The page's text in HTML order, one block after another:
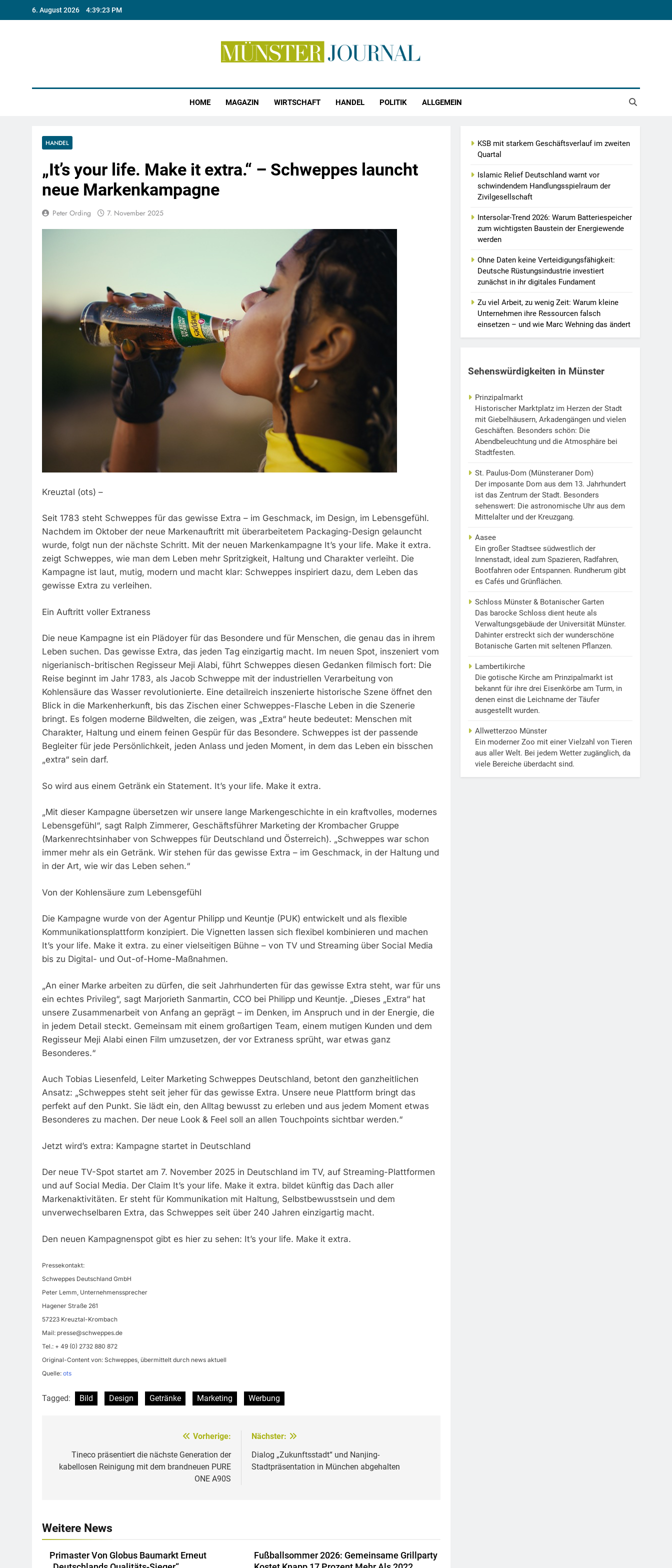
6. August 2026 4:39:24 PM
HOME MAGAZIN WIRTSCHAFT HANDEL POLITIK ALLGEMEIN
HANDEL
„It’s your life. Make it extra.“ – Schweppes launcht
neue Markenkampagne
Peter Ording 7. November 2025
Kreuztal (ots) –
Seit 1783 steht Schweppes für das gewisse Extra – im Geschmack, im Design, im Lebensgefühl.
Nachdem im Oktober der neue Markenauftritt mit überarbeitetem Packaging-Design gelauncht
wurde, folgt nun der nächste Schritt. Mit der neuen Markenkampagne It’s your life. Make it extra.
zeigt Schweppes, wie man dem Leben mehr Spritzigkeit, Haltung und Charakter verleiht. Die
Kampagne ist laut, mutig, modern und macht klar: Schweppes inspiriert dazu, dem Leben das
gewisse Extra zu verleihen.
Ein Auftritt voller Extraness
Die neue Kampagne ist ein Plädoyer für das Besondere und für Menschen, die genau das in ihrem
Leben suchen. Das gewisse Extra, das jeden Tag einzigartig macht. Im neuen Spot, inszeniert vom
nigerianisch-britischen Regisseur Meji Alabi, führt Schweppes diesen Gedanken filmisch fort: Die
Reise beginnt im Jahr 1783, als Jacob Schweppe mit der industriellen Verarbeitung von
Kohlensäure das Wasser revolutionierte. Eine detailreich inszenierte historische Szene öffnet den
Blick in die Markenherkunft, bis das Zischen einer Schweppes-Flasche Leben in die Szenerie
bringt. Es folgen moderne Bildwelten, die zeigen, was „Extra“ heute bedeutet: Menschen mit
Charakter, Haltung und einem feinen Gespür für das Besondere. Schweppes ist der passende
Begleiter für jede Persönlichkeit, jeden Anlass und jeden Moment, in dem das Leben ein bisschen
„extra“ sein darf.
So wird aus einem Getränk ein Statement. It’s your life. Make it extra.
„Mit dieser Kampagne übersetzen wir unsere lange Markengeschichte in ein kraftvolles, modernes
Lebensgefühl“, sagt Ralph Zimmerer, Geschäftsführer Marketing der Krombacher Gruppe
(Markenrechtsinhaber von Schweppes für Deutschland und Österreich). „Schweppes war schon
immer mehr als ein Getränk. Wir stehen für das gewisse Extra – im Geschmack, in der Haltung und
in der Art, wie wir das Leben sehen.“
Von der Kohlensäure zum Lebensgefühl
Die Kampagne wurde von der Agentur Philipp und Keuntje (PUK) entwickelt und als flexible
Kommunikationsplattform konzipiert. Die Vignetten lassen sich flexibel kombinieren und machen
It’s your life. Make it extra. zu einer vielseitigen Bühne – von TV und Streaming über Social Media
bis zu Digital- und Out-of-Home-Maßnahmen.
„An einer Marke arbeiten zu dürfen, die seit Jahrhunderten für das gewisse Extra steht, war für uns
ein echtes Privileg“, sagt Marjorieth Sanmartin, CCO bei Philipp und Keuntje. „Dieses „Extra“ hat
unsere Zusammenarbeit von Anfang an geprägt – im Denken, im Anspruch und in der Energie, die
in jedem Detail steckt. Gemeinsam mit einem großartigen Team, einem mutigen Kunden und dem
Regisseur Meji Alabi einen Film umzusetzen, der vor Extraness sprüht, war etwas ganz
Besonderes.“
Auch Tobias Liesenfeld, Leiter Marketing Schweppes Deutschland, betont den ganzheitlichen
Ansatz: „Schweppes steht seit jeher für das gewisse Extra. Unsere neue Plattform bringt das
perfekt auf den Punkt. Sie lädt ein, den Alltag bewusst zu erleben und aus jedem Moment etwas
Besonderes zu machen. Der neue Look & Feel soll an allen Touchpoints sichtbar werden.“
Jetzt wird’s extra: Kampagne startet in Deutschland
Der neue TV-Spot startet am 7. November 2025 in Deutschland im TV, auf Streaming-Plattformen
und auf Social Media. Der Claim It’s your life. Make it extra. bildet künftig das Dach aller
Markenaktivitäten. Er steht für Kommunikation mit Haltung, Selbstbewusstsein und dem
unverwechselbaren Extra, das Schweppes seit über 240 Jahren einzigartig macht.
Den neuen Kampagnenspot gibt es hier zu sehen: It’s your life. Make it extra.
Pressekontakt:
Schweppes Deutschland GmbH
Peter Lemm, Unternehmenssprecher
Hagener Straße 261
57223 Kreuztal-Krombach
Mail: presse@schweppes.de
Tel.: + 49 (0) 2732 880 872
Original-Content von: Schweppes, übermittelt durch news aktuell
Quelle: ots
Tagged: Bild Design Getränke Marketing Werbung
Vorherige:
Tineco präsentiert die nächste Generation der
kabellosen Reinigung mit dem brandneuen PURE
ONE A90S
Nächster:
Dialog „Zukunftsstadt“ und Nanjing-
Stadtpräsentation in München abgehalten
Weitere News
Primaster Von Globus Baumarkt Erneut
Fußballsommer 2026: Gemeinsame Grillparty
KSB mit starkem Geschäftsverlauf im zweiten
Quartal
Islamic Relief Deutschland warnt vor
schwindendem Handlungsspielraum der
Zivilgesellschaft
Intersolar-Trend 2026: Warum Batteriespeicher
zum wichtigsten Baustein der Energiewende
werden
Ohne Daten keine Verteidigungsfähigkeit:
Deutsche Rüstungsindustrie investiert
zunächst in ihr digitales Fundament
Zu viel Arbeit, zu wenig Zeit: Warum kleine
Unternehmen ihre Ressourcen falsch
einsetzen – und wie Marc Wehning das ändert
Sehenswürdigkeiten in Münster
Prinzipalmarkt
Historischer Marktplatz im Herzen der Stadt
mit Giebelhäusern, Arkadengängen und vielen
Geschäften. Besonders schön: Die
Abendbeleuchtung und die Atmosphäre bei
Stadtfesten.
St. Paulus-Dom (Münsteraner Dom)
Der imposante Dom aus dem 13. Jahrhundert
ist das Zentrum der Stadt. Besonders
sehenswert: Die astronomische Uhr aus dem
Mittelalter und der Kreuzgang.
Aasee
Ein großer Stadtsee südwestlich der
Innenstadt, ideal zum Spazieren, Radfahren,
Bootfahren oder Entspannen. Rundherum gibt
es Cafés und Grünflächen.
Schloss Münster & Botanischer Garten
Das barocke Schloss dient heute als
Verwaltungsgebäude der Universität Münster.
Dahinter erstreckt sich der wunderschöne
Botanische Garten mit seltenen Pflanzen.
Lambertikirche
Die gotische Kirche am Prinzipalmarkt ist
bekannt für ihre drei Eisenkörbe am Turm, in
denen einst die Leichname der Täufer
ausgestellt wurden.
Allwetterzoo Münster
Ein moderner Zoo mit einer Vielzahl von Tieren
aus aller Welt. Bei jedem Wetter zugänglich, da
viele Bereiche überdacht sind.